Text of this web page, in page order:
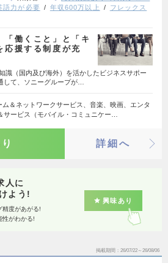
語力が必要 年収600万以上
フレックス
「働くこと」と「キ
応援する制度が充
識（国内及び海外）を活かしたビジネスサポー
して、ソニーグループが…
ム＆ネットワークサービス、音楽、映画、エンタ
サービス（モバイル・コミュニケー…
詳細へ
人に
よう!
精度があがる!
性がわかる!
興味あり
掲載期間 26/07/22～26/08/06